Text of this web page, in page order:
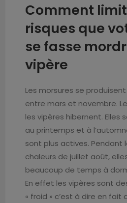
Comment
risques que
se fasse
vipère
Les morsures se
entre mars et novembre.
les vipères hibernent. Elles
au printemps et à
sont plus actives. Pendant
chaleurs de juillet août,
beaucoup de temps à
En effet les vipères sont
« froid » c’est à dire en fait